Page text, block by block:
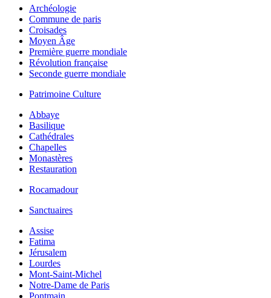
Archéologie
Commune de paris
Croisades
Moyen Âge
Première guerre mondiale
Révolution française
Seconde guerre mondiale
Patrimoine Culture
Abbaye
Basilique
Cathédrales
Chapelles
Monastères
Restauration
Rocamadour
Sanctuaires
Assise
Fatima
Jérusalem
Lourdes
Mont-Saint-Michel
Notre-Dame de Paris
Pontmain